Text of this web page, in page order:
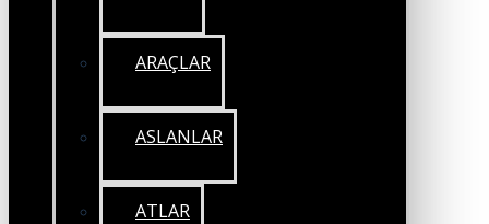
ARAÇLAR
ASLANLAR
ATLAR